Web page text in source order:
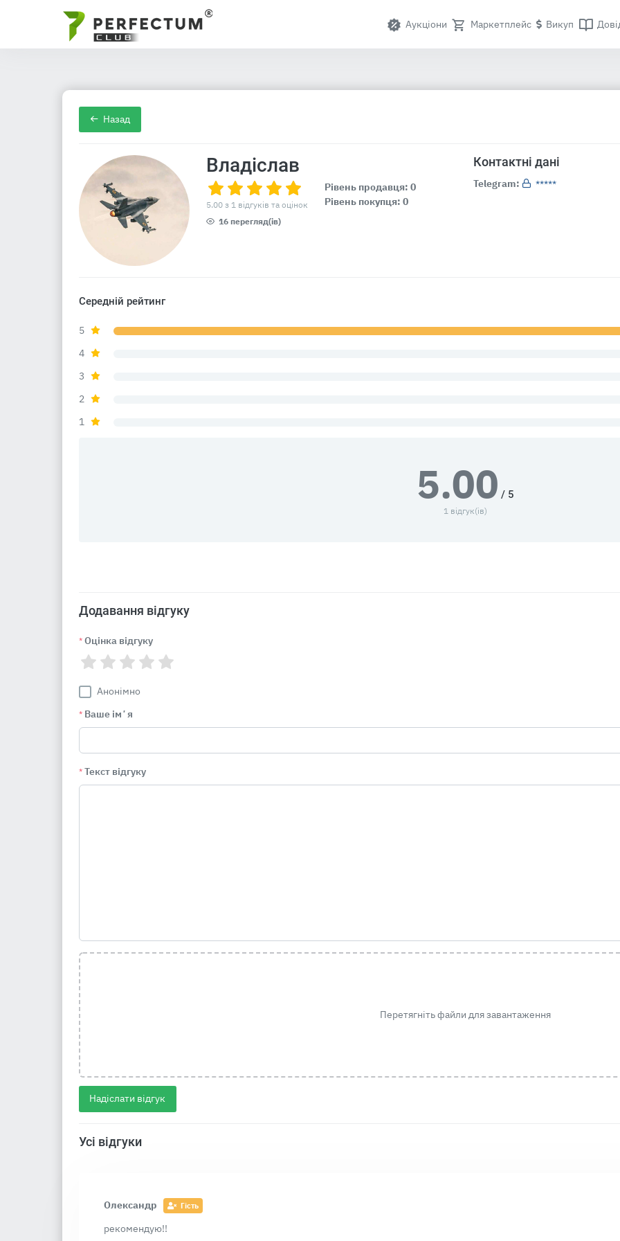
Аукціони Маркетплейс Викуп
Назад
Владіслав
5.00 з 1 відгуків та оцінок
16 перегляд(ів)
Рівень продавця: 0
Рівень покупця: 0
Контактні дані
Telegram: *****
Середній рейтинг
5
4
3
2
1
5.00 / 5
1 відгук(ів)
Додавання відгуку
* Оцінка відгуку
Анонімно
* Ваше імʼя
* Текст відгуку
Перетягніть файли для завантаження
Надіслати відгук
Усі відгуки
Олександр Гість
рекомендую!!